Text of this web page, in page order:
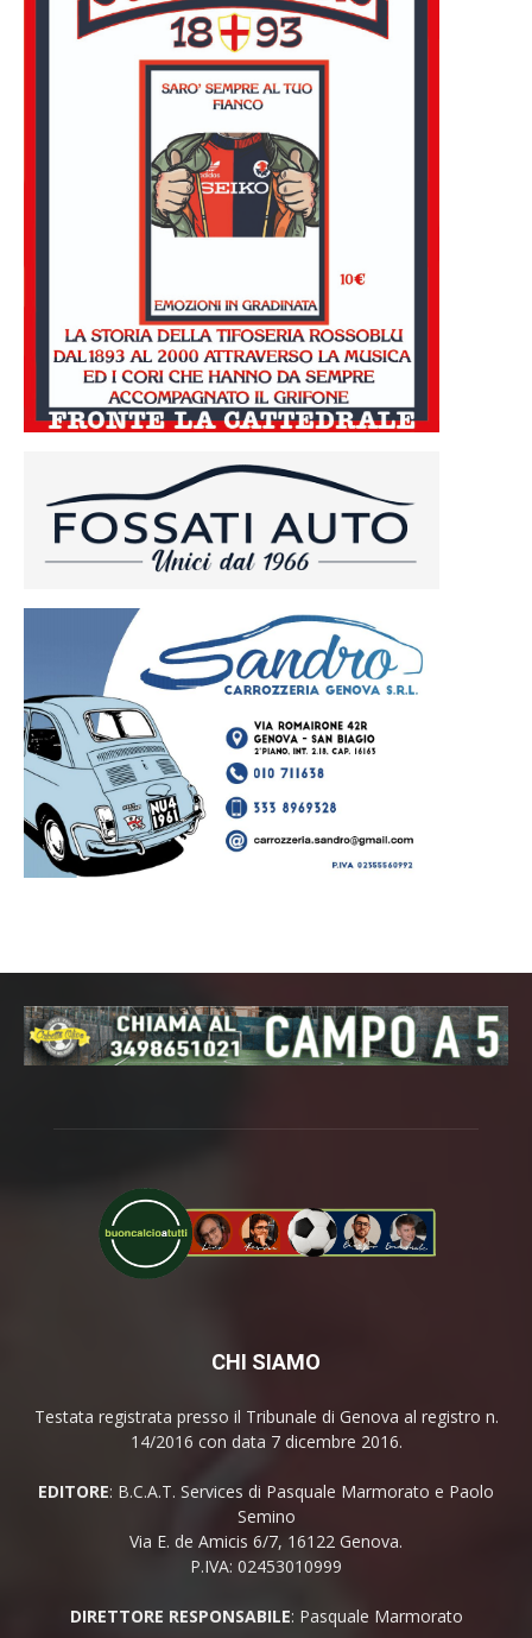
CHI SIAMO
Testata registrata presso il Tribunale di Genova al registro n.
14/2016 con data 7 dicembre 2016.
EDITORE: B.C.A.T. Services di Pasquale Marmorato e Paolo
Semino
Via E. de Amicis 6/7, 16122 Genova.
P.IVA: 02453010999
DIRETTORE RESPONSABILE: Pasquale Marmorato